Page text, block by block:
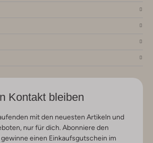
Kontakt bleiben
mit den neuesten Artikeln und
nur für dich. Abonniere den
einen Einkaufsgutschein im